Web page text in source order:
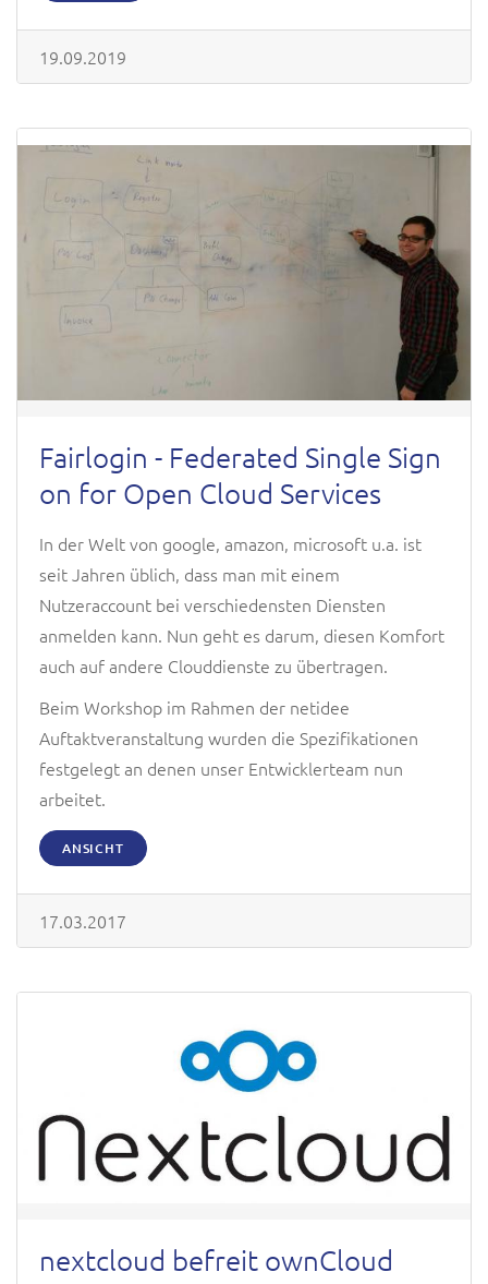
19.09.2019
Fairlogin - Federated Single Sign
on for Open Cloud Services
In der Welt von google, amazon, microsoft u.a. ist
seit Jahren üblich, dass man mit einem
Nutzeraccount bei verschiedensten Diensten
anmelden kann. Nun geht es darum, diesen Komfort
auch auf andere Clouddienste zu übertragen.
Beim Workshop im Rahmen der netidee
Auftaktveranstaltung wurden die Spezifikationen
festgelegt an denen unser Entwicklerteam nun
arbeitet.
ANSICHT
17.03.2017
nextcloud befreit ownCloud